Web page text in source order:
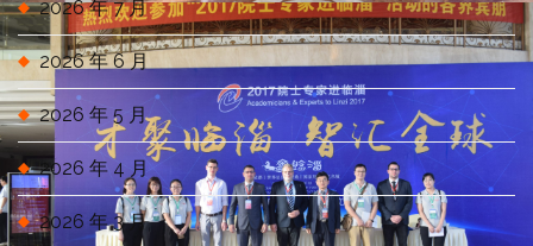
2026 年 7 月
2026 年 6 月
2026 年 5 月
2026 年 4 月
2026 年 3 月